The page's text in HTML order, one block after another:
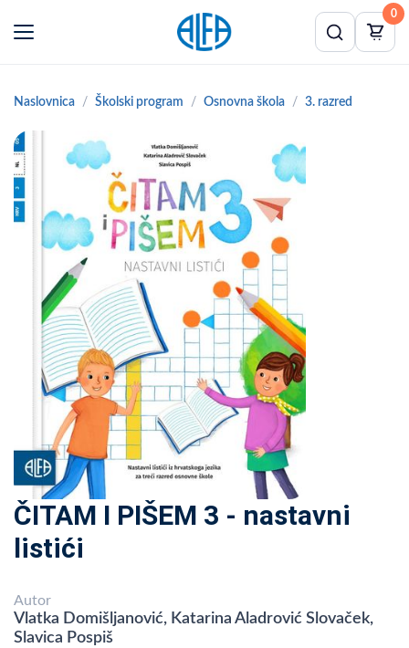
0
Naslovnica Školski program Osnovna škola 3. razred
ČITAM I PIŠEM 3 - nastavni
listići
Autor
Vlatka Domišljanović, Katarina Aladrović Slovaček,
Slavica Pospiš